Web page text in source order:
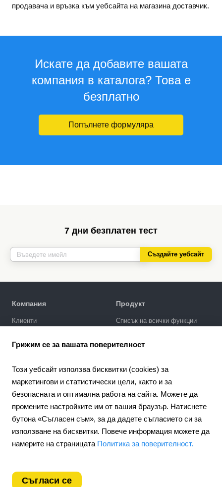
продавача и връзка към уебсайта на магазина доставчик.
Искате да добавите вашата
компания в каталога? Това е
безплатно
Попълнете формуляра
7 дни безплатен тест
Създайте уебсайт
Компания
Клиенти
Продукт
Списък на всички функции
SEO промотиране
Цени
Поддръжка
Портал за поддръжка
Напишете запитване
Партньорска програма
Грижим се за вашата поверителност
Този уебсайт използва бисквитки (cookies) за
маркетингови и статистически цели, както и за
безопасната и оптимална работа на сайта. Можете да
промените настройките им от вашия браузър. Натиснете
бутона «Съгласен съм», за да дадете съгласието си за
използване на бисквитки. Повече информация можете да
намерите на страницата Политика за поверителност.
Съгласи се